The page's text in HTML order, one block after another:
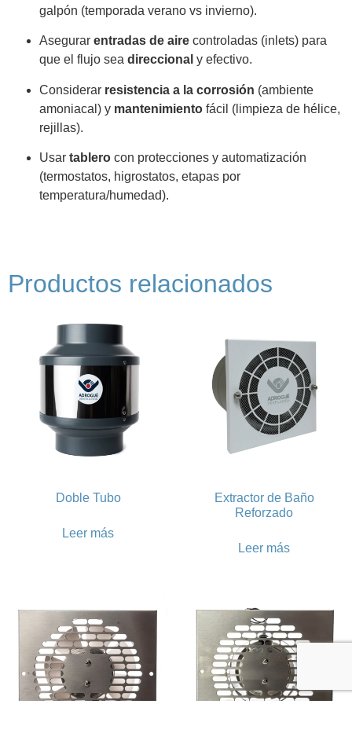
galpón (temporada verano vs invierno).
Asegurar entradas de aire controladas (inlets) para
que el flujo sea direccional y efectivo.
Considerar resistencia a la corrosión (ambiente
amoniacal) y mantenimiento fácil (limpieza de hélice,
rejillas).
Usar tablero con protecciones y automatización
(termostatos, higrostatos, etapas por
temperatura/humedad).
Productos relacionados
Doble Tubo
Leer más
Extractor de Baño
Reforzado
Leer más